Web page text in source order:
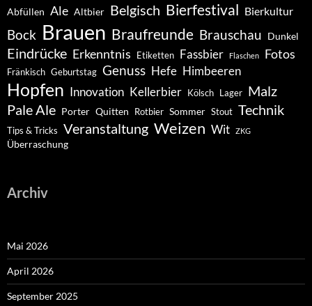
Abfüllen Ale Altbier Belgisch Bierfestival Bierkultur
Bock Brauen Braufreunde Brauschau Dunkel
Eindrücke Erkenntnis Etiketten Fassbier Flaschen Fotos
Fränkisch Geburtstag Genuss Hefe Himbeeren
Hopfen Innovation Kellerbier Kölsch Lager Malz
Pale Ale Porter Quitten Rotbier Sommer Stout Technik
Tips & Tricks Veranstaltung Weizen Wit ZKG
Überraschung
Archiv
Mai 2026
April 2026
September 2025